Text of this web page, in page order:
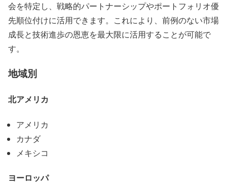
会を特定し、戦略的パートナーシップやポートフォリオ優
先順位付けに活用できます。これにより、前例のない市場
成長と技術進歩の恩恵を最大限に活用することが可能で
す。
地域別
北アメリカ
アメリカ
カナダ
メキシコ
ヨーロッパ